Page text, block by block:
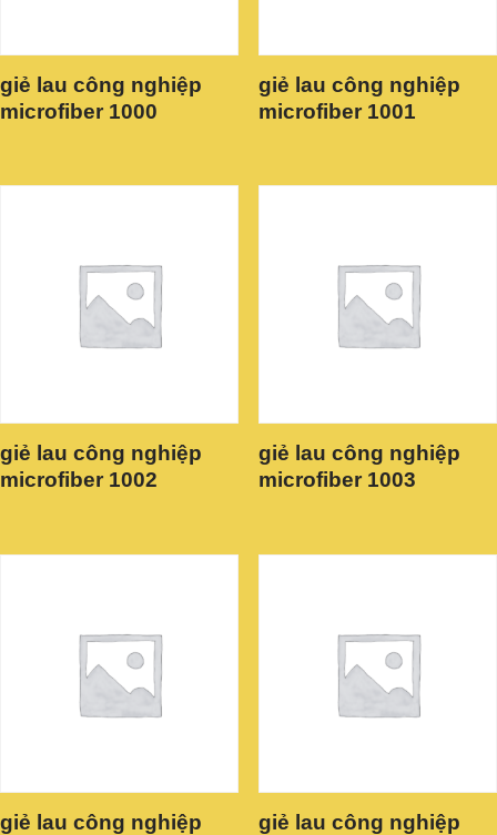
giẻ lau công nghiệp
microfiber 1000
giẻ lau công nghiệp
microfiber 1001
giẻ lau công nghiệp
microfiber 1002
giẻ lau công nghiệp
microfiber 1003
giẻ lau công nghiệp
giẻ lau công nghiệp